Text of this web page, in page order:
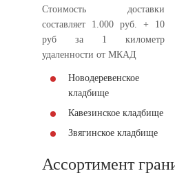
Стоимость доставки
составляет 1.000 руб. + 10
руб за 1 километр
удаленности от МКАД
Новодеревенское
кладбище
Кавезинское кладбище
Звягинское кладбище
Ассортимент